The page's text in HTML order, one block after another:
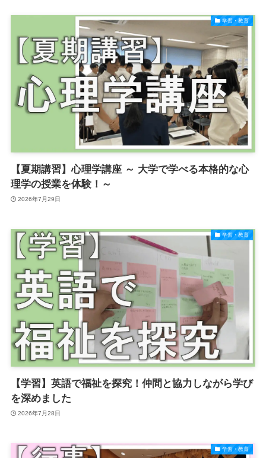
学習・教育
【夏期講習】心理学講座 ～ 大学で学べる本格的な心
理学の授業を体験！～
2026年7月29日
学習・教育
【学習】英語で福祉を探究！仲間と協力しながら学び
を深めました
2026年7月28日
学習・教育